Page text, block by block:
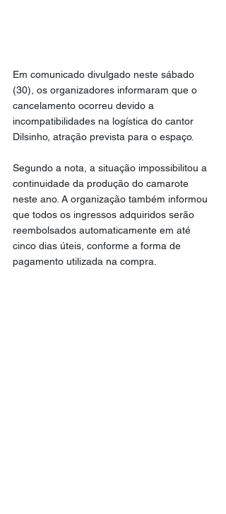
Em comunicado divulgado neste sábado
(30), os organizadores informaram que o
cancelamento ocorreu devido a
incompatibilidades na logística do cantor
Dilsinho, atração prevista para o espaço.
Segundo a nota, a situação impossibilitou a
continuidade da produção do camarote
neste ano. A organização também informou
que todos os ingressos adquiridos serão
reembolsados automaticamente em até
cinco dias úteis, conforme a forma de
pagamento utilizada na compra.